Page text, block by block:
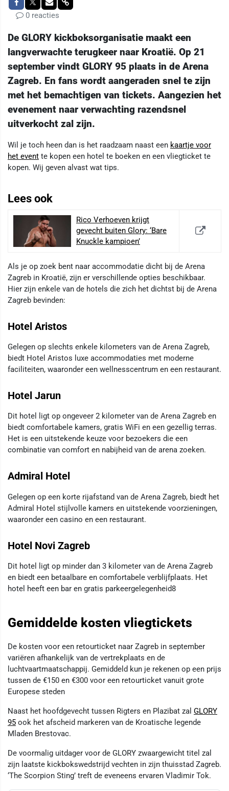
0 reacties
De GLORY kickboksorganisatie maakt een
langverwachte terugkeer naar Kroatië. Op 21
september vindt GLORY 95 plaats in de Arena
Zagreb. En fans wordt aangeraden snel te zijn
met het bemachtigen van tickets. Aangezien het
evenement naar verwachting razendsnel
uitverkocht zal zijn.
Wil je toch heen dan is het raadzaam naast een kaartje voor
het event te kopen een hotel te boeken en een vliegticket te
kopen. Wij geven alvast wat tips.
Lees ook
Rico Verhoeven krijgt
gevecht buiten Glory: ‘Bare
Knuckle kampioen’
Als je op zoek bent naar accommodatie dicht bij de Arena
Zagreb in Kroatië, zijn er verschillende opties beschikbaar.
Hier zijn enkele van de hotels die zich het dichtst bij de Arena
Zagreb bevinden:
Hotel Aristos
Gelegen op slechts enkele kilometers van de Arena Zagreb,
biedt Hotel Aristos luxe accommodaties met moderne
faciliteiten, waaronder een wellnesscentrum en een restaurant.
Hotel Jarun
Dit hotel ligt op ongeveer 2 kilometer van de Arena Zagreb en
biedt comfortabele kamers, gratis WiFi en een gezellig terras.
Het is een uitstekende keuze voor bezoekers die een
combinatie van comfort en nabijheid van de arena zoeken.
Admiral Hotel
Gelegen op een korte rijafstand van de Arena Zagreb, biedt het
Admiral Hotel stijlvolle kamers en uitstekende voorzieningen,
waaronder een casino en een restaurant.
Hotel Novi Zagreb
Dit hotel ligt op minder dan 3 kilometer van de Arena Zagreb
en biedt een betaalbare en comfortabele verblijfplaats. Het
hotel heeft een bar en gratis parkeergelegenheid8
Gemiddelde kosten vliegtickets
De kosten voor een retourticket naar Zagreb in september
variëren afhankelijk van de vertrekplaats en de
luchtvaartmaatschappij. Gemiddeld kun je rekenen op een prijs
tussen de €150 en €300 voor een retourticket vanuit grote
Europese steden
Naast het hoofdgevecht tussen Rigters en Plazibat zal GLORY
95 ook het afscheid markeren van de Kroatische legende
Mladen Brestovac.
De voormalig uitdager voor de GLORY zwaargewicht titel zal
zijn laatste kickbokswedstrijd vechten in zijn thuisstad Zagreb.
‘The Scorpion Sting’ treft de eveneens ervaren Vladimir Tok.